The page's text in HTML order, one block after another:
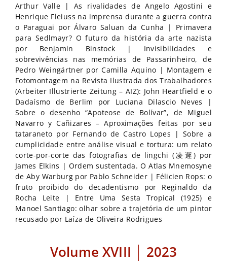
Arthur Valle | As rivalidades de Angelo Agostini e
Henrique Fleiuss na imprensa durante a guerra contra
o Paraguai por Álvaro Saluan da Cunha | Primavera
para Sedlmayr? O futuro da história da arte nazista
por Benjamin Binstock | Invisibilidades e
sobrevivências nas memórias de Passarinheiro, de
Pedro Weingärtner por Camilla Aquino | Montagem e
Fotomontagem na Revista Ilustrada dos Trabalhadores
(Arbeiter Illustrierte Zeitung – AIZ): John Heartfield e o
Dadaísmo de Berlim por Luciana Dilascio Neves |
Sobre o desenho “Apoteose de Bolívar”, de Miguel
Navarro y Cañizares – Aproximações feitas por seu
tataraneto por Fernando de Castro Lopes | Sobre a
cumplicidade entre análise visual e tortura: um relato
corte-por-corte das fotografias de lingchi (凌遲) por
James Elkins | Ordem sustentada. O Atlas Mnemosyne
de Aby Warburg por Pablo Schneider | Félicien Rops: o
fruto proibido do decadentismo por Reginaldo da
Rocha Leite | Entre Uma Sesta Tropical (1925) e
Manoel Santiago: olhar sobre a trajetória de um pintor
recusado por Laíza de Oliveira Rodrigues
Volume XVIII │ 2023